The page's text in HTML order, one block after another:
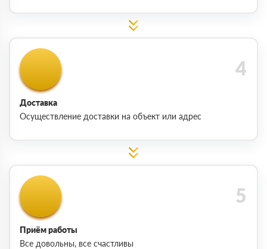
Доставка
Осуществление доставки на объект или адрес
Приём работы
Все довольны, все счастливы